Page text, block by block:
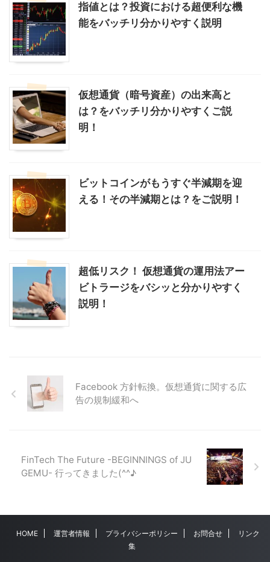
指値とは？投資における超便利な機
能をバッチリ分かりやすく説明
仮想通貨（暗号資産）の出来高と
は？をバッチリ分かりやすくご説
明！
ビットコインがもうすぐ半減期を迎
える！その半減期とは？をご説明！
超低リスク！ 仮想通貨の運用法アー
ビトラージをバシッと分かりやすく
説明！
Facebook 方針転換。仮想通貨に関する広
告の規制緩和へ
FinTech The Future -BEGINNINGS of JU
GEMU- 行ってきました(^^♪
HOME 運営者情報 プライバシーポリシー お問合せ
リンク
集